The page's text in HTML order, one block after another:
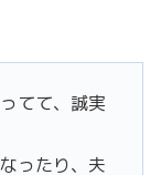
てて、誠実
ったり、夫